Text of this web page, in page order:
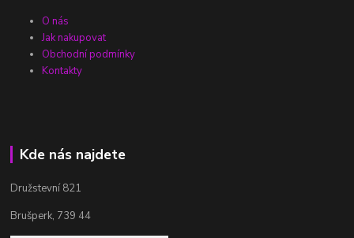
O nás
Jak nakupovat
Obchodní podmínky
Kontakty
Kde nás najdete
Družstevní 821
Brušperk, 739 44